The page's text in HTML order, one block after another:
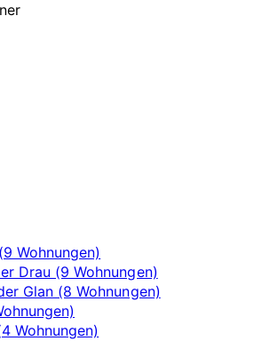
Wohnungen)
Drau (9 Wohnungen)
Glan (8 Wohnungen)
Wohnungen)